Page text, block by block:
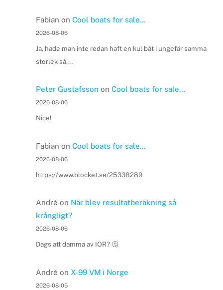
Fabian on Cool boats for sale…
2026-08-06
Ja, hade man inte redan haft en kul båt i ungefär samma
storlek så....
Peter Gustafsson on Cool boats for sale…
2026-08-06
Nice!
Fabian on Cool boats for sale…
2026-08-06
https://www.blocket.se/25338289
André on När blev resultatberäkning så
krångligt?
2026-08-06
Dags att damma av IOR? 🤔
André on X-99 VM i Norge
2026-08-05